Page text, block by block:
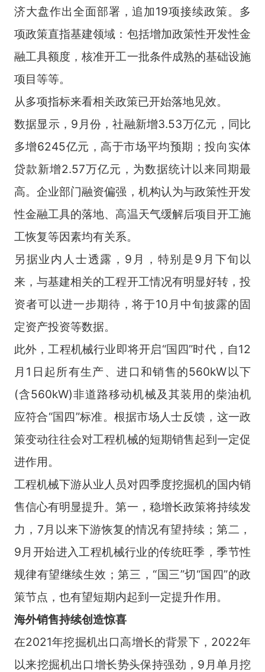
济大盘作出全面部署，追加19项接续政策。多
项政策直指基建领域：包括增加政策性开发性金
融工具额度，核准开工一批条件成熟的基础设施
项目等等。
从多项指标来看相关政策已开始落地见效。
数据显示，9月份，社融新增3.53万亿元，同比
多增6245亿元，高于市场平均预期；投向实体
贷款新增2.57万亿元，为数据统计以来同期最
高。企业部门融资偏强，机构认为与政策性开发
性金融工具的落地、高温天气缓解后项目开工施
工恢复等因素均有关系。
另据业内人士透露，9月，特别是9月下旬以
来，与基建相关的工程开工情况有明显好转，投
资者可以进一步期待，将于10月中旬披露的固
定资产投资等数据。
此外，工程机械行业即将开启“国四”时代，自12
月1日起所有生产、进口和销售的560kW以下
(含560kW)非道路移动机械及其装用的柴油机
应符合“国四”标准。根据市场人士反馈，这一政
策变动往往会对工程机械的短期销售起到一定促
进作用。
工程机械下游从业人员对四季度挖掘机的国内销
售信心有明显提升。第一，稳增长政策将持续发
力，7月以来下游恢复的情况有望持续；第二，
9月开始进入工程机械行业的传统旺季，季节性
规律有望继续生效；第三，“国三”切“国四”的政
策节点，也有望短期内起到一定提升作用。
海外销售持续创造惊喜
在2021年挖掘机出口高增长的背景下，2022年
以来挖掘机出口增长势头保持强劲，9月单月挖